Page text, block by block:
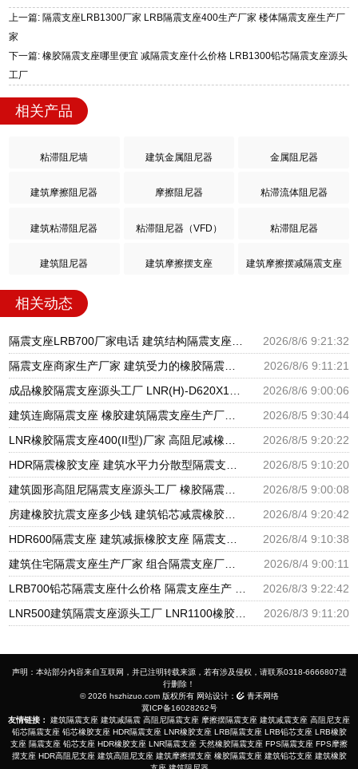
上一篇: 隔震支座LRB1300厂家 LRB隔震支座400生产厂家 楼体隔震支座生产厂
家
下一篇: 橡胶隔震支座哪里便宜 减隔震支座什么价格 LRB1300铅芯隔震支座源头
工厂
相关产品
粘滞阻尼墙 建筑金属阻尼器 金属阻尼器
建筑摩擦阻尼器 摩擦阻尼器 粘滞流体阻尼器
建筑粘滞阻尼器 粘滞阻尼器（VFD） 粘滞阻尼器
建筑阻尼器 建筑摩擦摆支座 建筑摩擦摆减隔震支座
相关动态
隔震支座LRB700厂家电话 建筑结构隔震支座厂家电话 LNR900隔震橡胶支座生产加工
2026/8/6 9:21:32
隔震支座商家生产厂家 建筑受力的橡胶隔震支座厂家 LNR隔震支座500厂家
2026/8/6 9:11:21
成品橡胶隔震支座源头工厂 LNR(H)-D620X179隔震支座源头工厂 水平分散型隔震支座生产厂家
2026/8/6 9:00:06
建筑连廊隔震支座 橡胶建筑隔震支座生产厂家 建筑铅芯隔振支座厂家
2026/8/5 9:30:44
LNR橡胶隔震支座400(II型)厂家 高阻尼减橡胶隔震支座厂家 建筑橡胶建筑隔震支座厂家
2026/8/5 9:20:22
HDR隔震橡胶支座 建筑水平力分散型隔震支座生产厂家 圆形高阻尼隔震支座的源头工厂
2026/8/5 9:10:20
建筑圆形高阻尼隔震支座源头工厂 橡胶隔震支座定制厂家 建筑橡胶隔震支座LRB500源头工厂
2026/8/5 9:00:08
房建橡胶抗震支座多少钱 建筑铅芯减震橡胶隔震支座厂家 LNR500橡胶支座厂家电话
2026/8/4 9:20:42
HDR600隔震支座 建筑减振橡胶支座 隔震支座厂家批发
2026/8/4 9:10:38
建筑住宅隔震支座生产厂家 组合隔震支座厂家电话 LNR隔震橡胶支座厂家电话
2026/8/4 9:00:11
LRB700铅芯隔震支座什么价格 隔震支座生产 HDR1400高阻尼橡胶支座生产厂家
2026/8/3 9:22:42
LNR500建筑隔震支座源头工厂 LNR1100橡胶支座生产厂家 LNR1100支座厂家电话
2026/8/3 9:11:20
声明：本站部分内容来自互联网，并已注明转载来源，若有涉及侵权，请联系0318-6666807进
行删除！
© 2026 hszhizuo.com 版权所有 网站设计：
青禾网络
冀ICP备16028262号
友情链接：
建筑隔震支座 建筑减隔震 高阻尼隔震支座 摩擦摆隔震支座 建筑减震支座 高阻尼支座
铅芯隔震支座 铅芯橡胶支座 HDR隔震支座 LNR橡胶支座 LRB隔震支座 LRB铅芯支座 LRB橡胶
支座 隔震支座 铅芯支座 HDR橡胶支座 LNR隔震支座 天然橡胶隔震支座 FPS隔震支座 FPS摩擦
摆支座 HDR高阻尼支座 建筑高阻尼支座 建筑摩擦摆支座 橡胶隔震支座 建筑铅芯支座 建筑橡胶